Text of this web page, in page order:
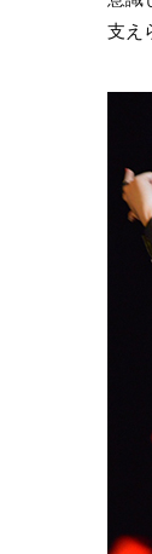
支え